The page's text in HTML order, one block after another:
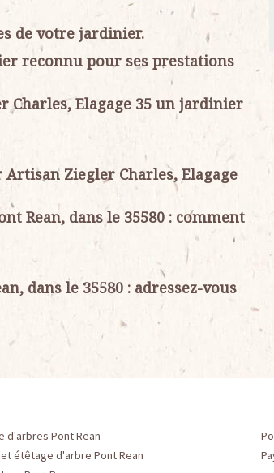
de votre jardinier.
reconnu pour ses prestations
Charles, Elagage 35 un jardinier
Ziegler Charles, Elagage
Rean, dans le 35580 : comment
dans le 35580 : adressez-vous
d'arbres Pont Rean
étêtage d'arbre Pont Rean